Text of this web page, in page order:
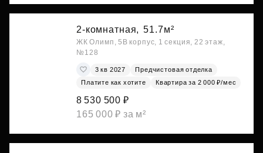
2-комнатная, 51.7м²
ЖК Олимп, 5В корпус, 1 секция, 22 этаж,
№128
3 кв 2027
Предчистовая отделка
Платите как хотите
Квартира за 2 000 ₽/мес
8 530 500 ₽
165 000 ₽ за м²